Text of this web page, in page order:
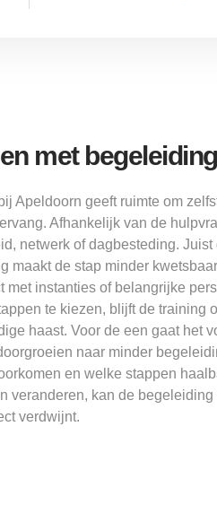
met
Apeldoorn geeft ruimte om
Afhankelijk van de
netwerk of dagbesteding.
maakt de stap minder
met instanties of belangrijke
te kiezen, blijft de training
haast. Voor de een gaat het
naar minder
en welke stappen
veranderen, kan de
verdwijnt.